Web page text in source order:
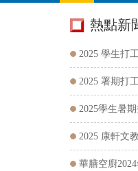
熱點新
2025 學生打
2025 署期打
2025學生暑
2025 康軒文
期打工
華膳空廚